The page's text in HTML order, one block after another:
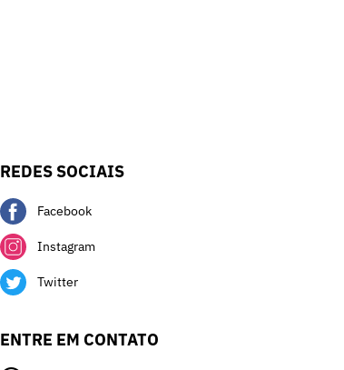
REDES SOCIAIS
Facebook
Instagram
Twitter
ENTRE EM CONTATO